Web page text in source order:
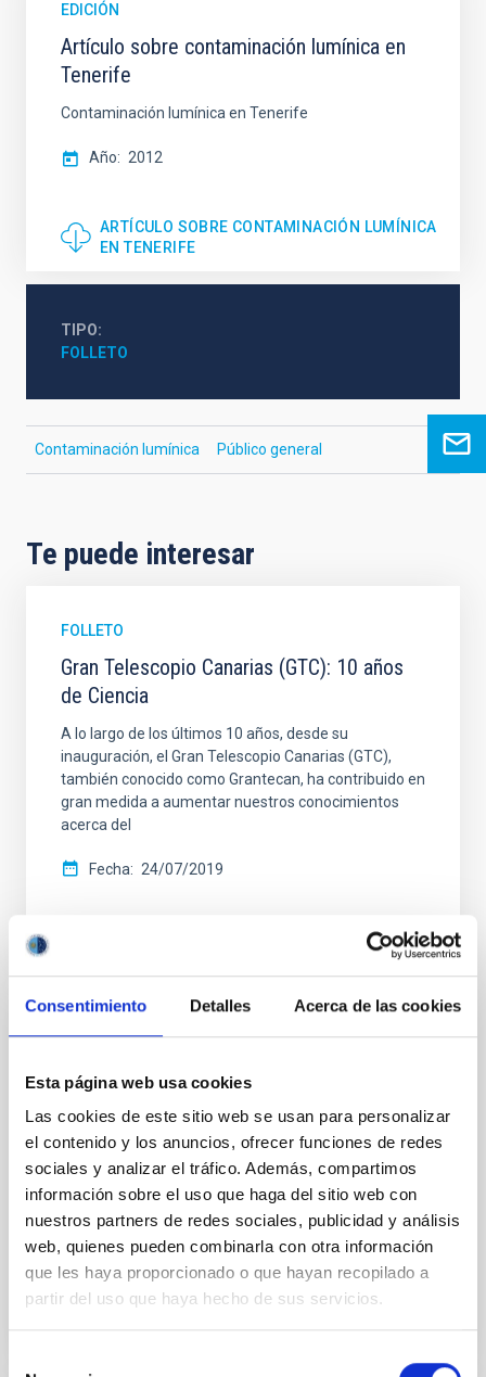
Consentimiento Detalles Acerca de las cookies
Esta página web usa cookies
Las cookies de este sitio web se usan para personalizar
el contenido y los anuncios, ofrecer funciones de redes
sociales y analizar el tráfico. Además, compartimos
información sobre el uso que haga del sitio web con
nuestros partners de redes sociales, publicidad y análisis
web, quienes pueden combinarla con otra información
que les haya proporcionado o que hayan recopilado a
partir del uso que haya hecho de sus servicios.
EDICIÓN
Artículo sobre contaminación lumínica en
Tenerife
Contaminación lumínica en Tenerife
Año 2012
ARTÍCULO SOBRE CONTAMINACIÓN LUMÍNICA
EN TENERIFE
TIPO
FOLLETO
Contaminación lumínica Público general
Te puede interesar
FOLLETO
Gran Telescopio Canarias (GTC): 10 años
de Ciencia
A lo largo de los últimos 10 años, desde su
inauguración, el Gran Telescopio Canarias (GTC),
también conocido como Grantecan, ha contribuido en
gran medida a aumentar nuestros conocimientos
acerca del
Fecha 24/07/2019
FOLLETO
Manual on-line de comunicación para
Los resultados de la investigación, actividad abierta
donde las haya, deben abrirse también al público no
experto. En este manual encontrarás las claves para
Fecha 01/01/2018